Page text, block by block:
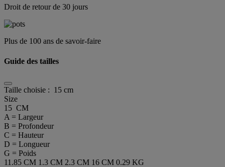
Droit de retour de 30 jours
Plus de 100 ans de savoir-faire
Guide des tailles
Taille choisie : 15 cm
Size
15 CM
A = Largeur
B = Profondeur
C = Hauteur
D = Longueur
G = Poids
11.85 CM 1.3 CM 2.3 CM 16 CM 0.29 KG